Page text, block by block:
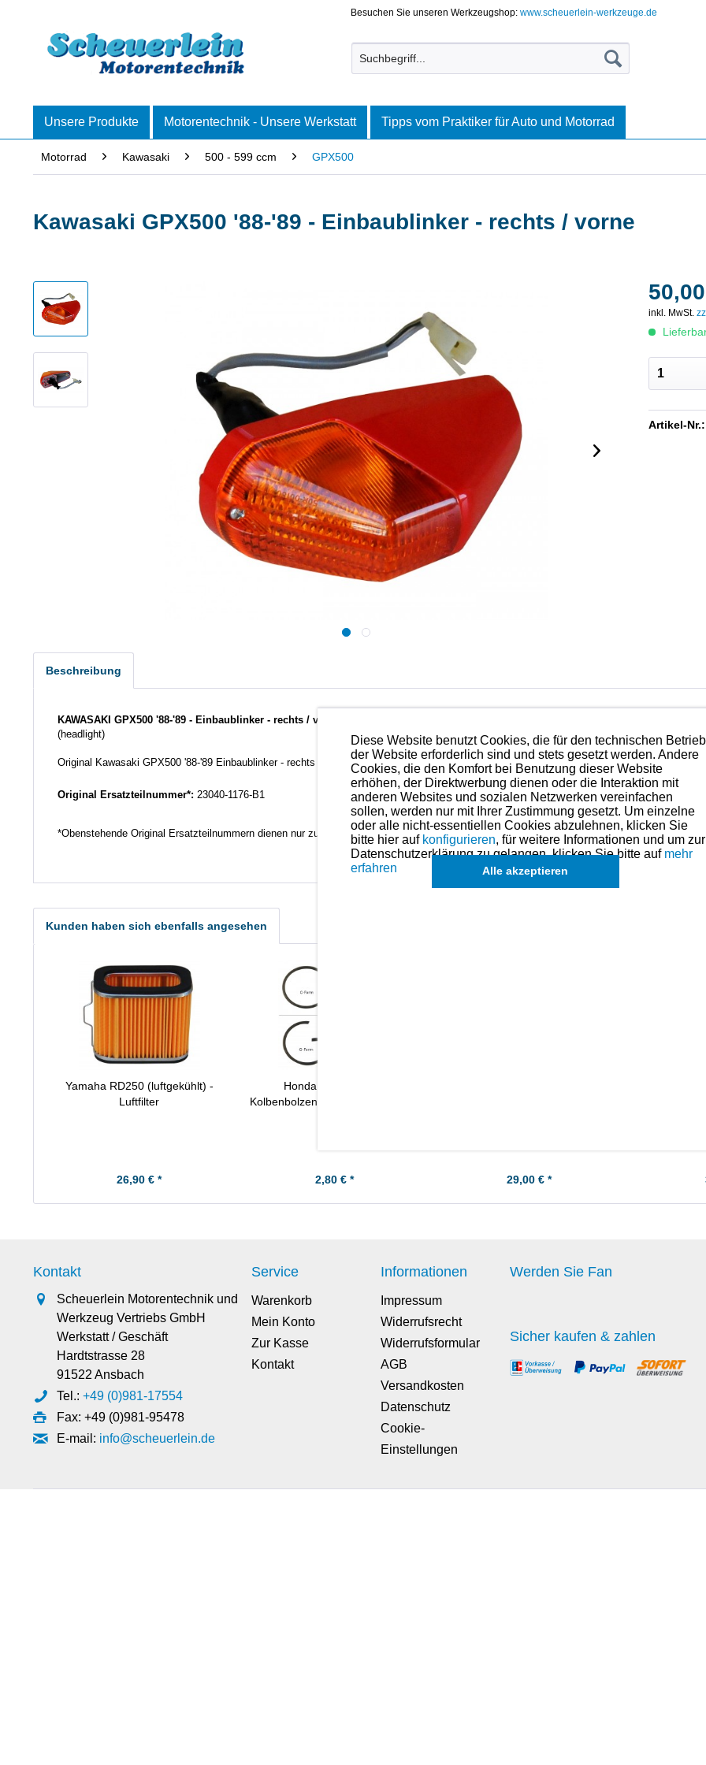
Besuchen Sie unseren Werkzeugshop:www.scheuerlein-werkzeuge.de
Unsere Produkte Motorentechnik - Unsere Werkstatt Tipps vom Praktiker für Auto und Motorrad
Motorrad Kawasaki 500 - 599 ccm GPX500
Kawasaki GPX500 '88-'89 - Einbaublinker - rechts / vorne
inkl. MwSt.
Artikel-Nr.:
Beschreibung
KAWASAKI GPX500 '88-'89 - Einbaublinker - rechts / vorne
(headlight)
Original Kawasaki GPX500 '88-'89 Einbaublinker - rechts / vorne (neu).
Original Ersatzteilnummer*: 23040-1176-B1
*Obenstehende Original Ersatzteilnummern dienen nur zu Vergleichszwecken.
Kunden haben sich ebenfalls angesehen
Yamaha RD250 (luftgekühlt) -
Luftfilter
26,90 € *
Honda CB100K0-K6
Kolbenbolzensicherungsring-Paar
2,80 € * 29,00 € *
Kontakt
Scheuerlein Motorentechnik und
Werkzeug Vertriebs GmbH
Werkstatt / Geschäft
Hardtstrasse 28
91522 Ansbach
Tel.: +49 (0)981-17554
Fax: +49 (0)981-95478
E-mail: info@scheuerlein.de
Service
Warenkorb
Mein Konto
Zur Kasse
Kontakt
Informationen
Impressum
Widerrufsrecht
Widerrufsformular
AGB
Versandkosten
Datenschutz
Cookie-
Einstellungen
Werden Sie Fan
Sicher kaufen & zahlen
Diese Website benutzt Cookies, die für den technischen Betrieb
der Website erforderlich sind und stets gesetzt werden. Andere
Cookies, die den Komfort bei Benutzung dieser Website
erhöhen, der Direktwerbung dienen oder die Interaktion mit
anderen Websites und sozialen Netzwerken vereinfachen
sollen, werden nur mit Ihrer Zustimmung gesetzt. Um einzelne
oder alle nicht-essentiellen Cookies abzulehnen, klicken Sie
bitte hier auf konfigurieren, für weitere Informationen und um zur
Datenschutzerklärung zu gelangen, klicken Sie bitte auf mehr
erfahren
Alle akzeptieren